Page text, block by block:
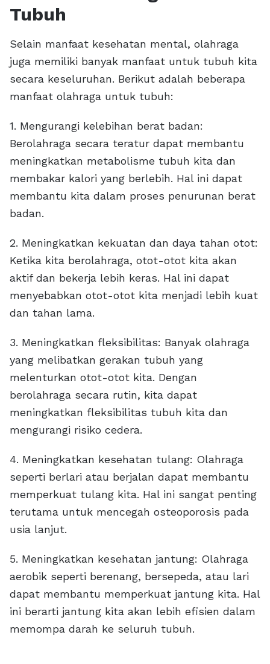
Tubuh
Selain manfaat kesehatan mental, olahraga
juga memiliki banyak manfaat untuk tubuh kita
secara keseluruhan. Berikut adalah beberapa
manfaat olahraga untuk tubuh:
1. Mengurangi kelebihan berat badan:
Berolahraga secara teratur dapat membantu
meningkatkan metabolisme tubuh kita dan
membakar kalori yang berlebih. Hal ini dapat
membantu kita dalam proses penurunan berat
badan.
2. Meningkatkan kekuatan dan daya tahan otot:
Ketika kita berolahraga, otot-otot kita akan
aktif dan bekerja lebih keras. Hal ini dapat
menyebabkan otot-otot kita menjadi lebih kuat
dan tahan lama.
3. Meningkatkan fleksibilitas: Banyak olahraga
yang melibatkan gerakan tubuh yang
melenturkan otot-otot kita. Dengan
berolahraga secara rutin, kita dapat
meningkatkan fleksibilitas tubuh kita dan
mengurangi risiko cedera.
4. Meningkatkan kesehatan tulang: Olahraga
seperti berlari atau berjalan dapat membantu
memperkuat tulang kita. Hal ini sangat penting
terutama untuk mencegah osteoporosis pada
usia lanjut.
5. Meningkatkan kesehatan jantung: Olahraga
aerobik seperti berenang, bersepeda, atau lari
dapat membantu memperkuat jantung kita. Hal
ini berarti jantung kita akan lebih efisien dalam
memompa darah ke seluruh tubuh.